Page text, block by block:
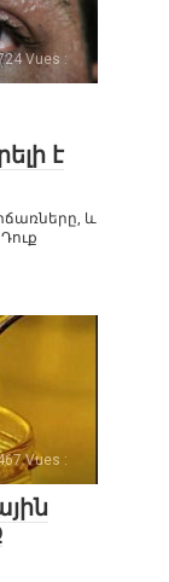
Vues :
է
և
Vues :